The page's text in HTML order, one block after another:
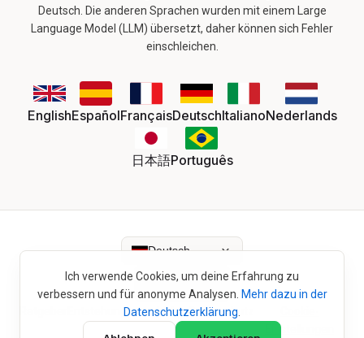
Deutsch. Die anderen Sprachen wurden mit einem Large
Language Model (LLM) übersetzt, daher können sich Fehler
einschleichen.
EnglishEspañolFrançaisDeutschItalianoNederlands
日本語Português
Deutsch
EntstehungsgeschichteDatenschutz
Einstellungen
Ich verwende Cookies, um deine Erfahrung zu
verbessern und für anonyme Analysen. Mehr dazu in der
Datenschutzerklärung